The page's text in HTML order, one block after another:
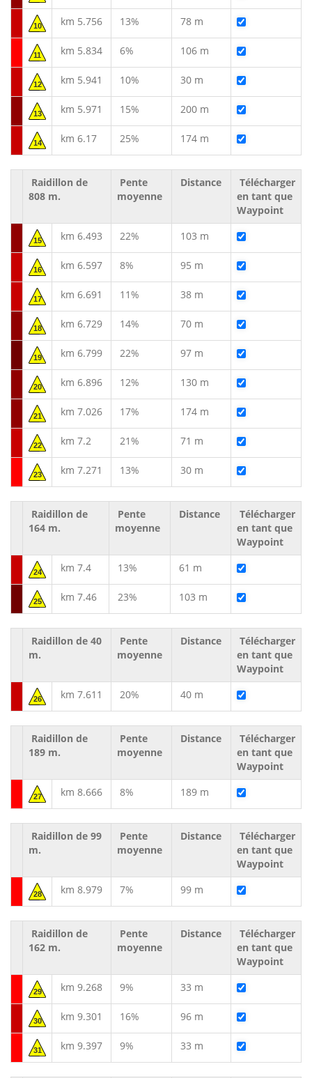
10 km 5.756 13% 78 m
11 km 5.834 6% 106 m
12 km 5.941 10% 30 m
13 km 5.971 15% 200 m
14 km 6.17 25% 174 m
Raidillon de
808 m.
Pente
moyenne
Distance
Télécharger
en tant que
Waypoint
15 km 6.493 22% 103 m
16 km 6.597 8% 95 m
17 km 6.691 11% 38 m
18 km 6.729 14% 70 m
19 km 6.799 22% 97 m
20 km 6.896 12% 130 m
21 km 7.026 17% 174 m
22 km 7.2 21% 71 m
23 km 7.271 13% 30 m
Raidillon de
164 m.
Pente
moyenne
Distance
Télécharger
en tant que
Waypoint
24 km 7.4 13% 61 m
25 km 7.46 23% 103 m
Raidillon de 40
m.
Pente
moyenne
Distance
Télécharger
en tant que
Waypoint
26 km 7.611 20% 40 m
Raidillon de
189 m.
Pente
moyenne
Distance
Télécharger
en tant que
Waypoint
27 km 8.666 8% 189 m
Raidillon de 99
m.
Pente
moyenne
Distance
Télécharger
en tant que
Waypoint
28 km 8.979 7% 99 m
Raidillon de
162 m.
Pente
moyenne
Distance
Télécharger
en tant que
Waypoint
29 km 9.268 9% 33 m
30 km 9.301 16% 96 m
31 km 9.397 9% 33 m